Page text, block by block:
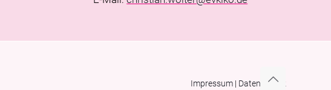
Impressum | Datenschutz